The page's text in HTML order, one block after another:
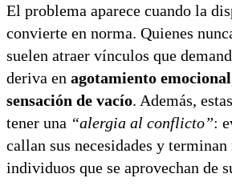
El problema aparece cuando la
convierte en norma. Quienes
suelen atraer vínculos que
deriva en agotamiento emocional
sensación de vacío. Además,
tener una “alergia al conflicto”:
callan sus necesidades y terminan
individuos que se aprovechan de